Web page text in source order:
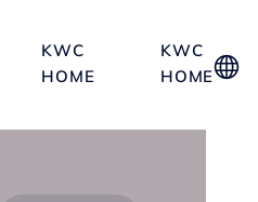
KWC
HOME
KWC
HOME